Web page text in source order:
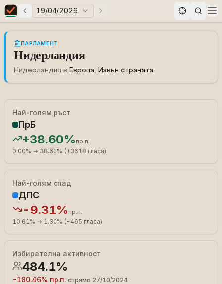
Elections in Bulgaria data statistics
Предни избори
19/04/2026 Следващи избори
ПАРЛАМЕНТ
Нидерландия
Нидерландия в Европа Извън страната
Най-голям ръст
ПрБ
+38.60% пр.п.
0.00% → 38.60% (+3618 гласа)
Най-голям спад
ДПС
-9.31% пр.п.
10.61% → 1.30% ( -465 гласа)
Избирателна активност
484.1%
-180.46% пр.п. спрямо 27/10/2024